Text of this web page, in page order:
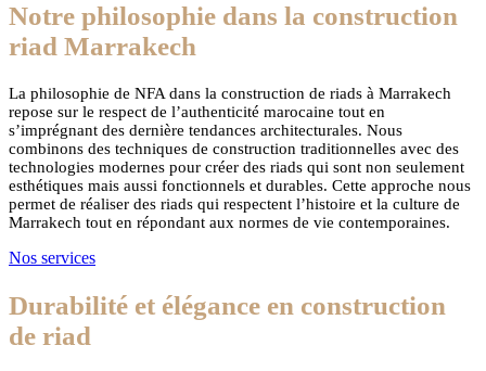
Notre philosophie dans la construction
riad Marrakech
La philosophie de NFA dans la construction de riads à Marrakech
repose sur le respect de l’authenticité marocaine tout en
s’imprégnant des dernière tendances architecturales. Nous
combinons des techniques de construction traditionnelles avec des
technologies modernes pour créer des riads qui sont non seulement
esthétiques mais aussi fonctionnels et durables. Cette approche nous
permet de réaliser des riads qui respectent l’histoire et la culture de
Marrakech tout en répondant aux normes de vie contemporaines.
Nos services
Durabilité et élégance en construction
de riad